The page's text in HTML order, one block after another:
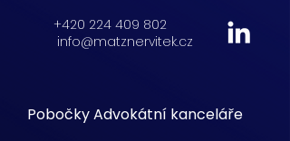
+420 224 409 802
info@matznervitek.cz
Pobočky Advokátní kanceláře